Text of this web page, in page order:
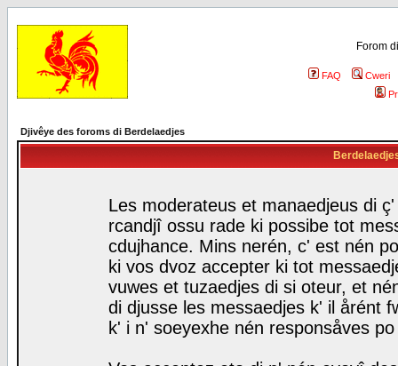
Forom
FAQ
Cweri
Djivêye des foroms di Berdelaedjes
Les moderateus et manaedjeus di
rcandjî ossu rade ki possibe tot
cdujhance. Mins nerén, c' est nén
ki vos dvoz accepter ki tot
vuwes et tuzaedjes di si oteur, et
di djusse les messaedjes k' il årént
k' i n' soeyexhe nén responsåves